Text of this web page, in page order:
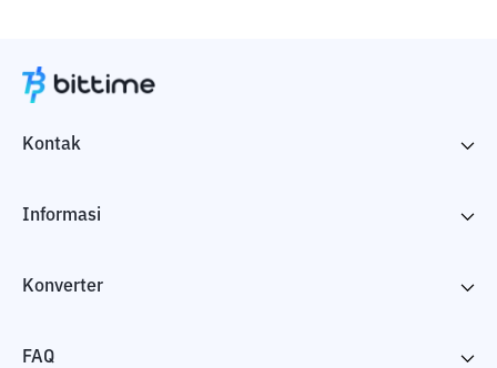
Kontak
Informasi
Konverter
FAQ